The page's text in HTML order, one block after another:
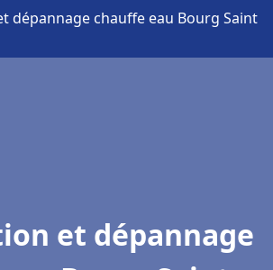
dépannage chauffe eau Bourg Saint
et dépannage